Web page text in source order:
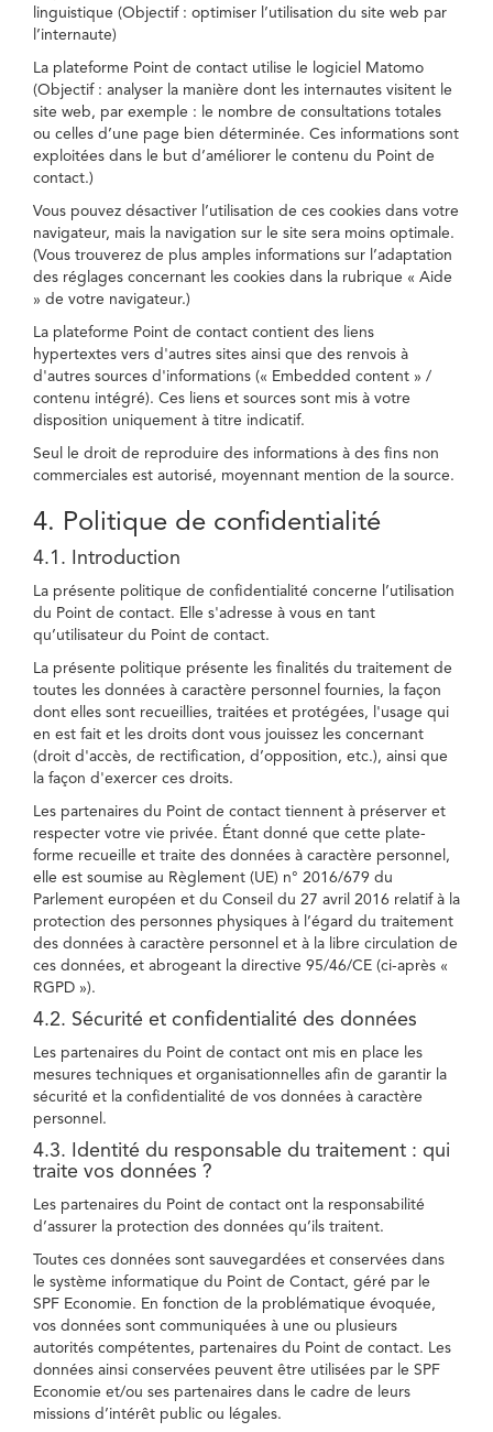
linguistique (Objectif : optimiser l’utilisation du site web par
l’internaute)
La plateforme Point de contact utilise le logiciel Matomo
(Objectif : analyser la manière dont les internautes visitent le
site web, par exemple : le nombre de consultations totales
ou celles d’une page bien déterminée. Ces informations sont
exploitées dans le but d’améliorer le contenu du Point de
contact.)
Vous pouvez désactiver l’utilisation de ces cookies dans votre
navigateur, mais la navigation sur le site sera moins optimale.
(Vous trouverez de plus amples informations sur l’adaptation
des réglages concernant les cookies dans la rubrique « Aide
» de votre navigateur.)
La plateforme Point de contact contient des liens
hypertextes vers d'autres sites ainsi que des renvois à
d'autres sources d'informations (« Embedded content » /
contenu intégré). Ces liens et sources sont mis à votre
disposition uniquement à titre indicatif.
Seul le droit de reproduire des informations à des fins non
commerciales est autorisé, moyennant mention de la source.
4. Politique de confidentialité
4.1. Introduction
La présente politique de confidentialité concerne l’utilisation
du Point de contact. Elle s'adresse à vous en tant
qu’utilisateur du Point de contact.
La présente politique présente les finalités du traitement de
toutes les données à caractère personnel fournies, la façon
dont elles sont recueillies, traitées et protégées, l'usage qui
en est fait et les droits dont vous jouissez les concernant
(droit d'accès, de rectification, d’opposition, etc.), ainsi que
la façon d'exercer ces droits.
Les partenaires du Point de contact tiennent à préserver et
respecter votre vie privée. Étant donné que cette plate-
forme recueille et traite des données à caractère personnel,
elle est soumise au Règlement (UE) n° 2016/679 du
Parlement européen et du Conseil du 27 avril 2016 relatif à la
protection des personnes physiques à l’égard du traitement
des données à caractère personnel et à la libre circulation de
ces données, et abrogeant la directive 95/46/CE (ci-après «
RGPD »).
4.2. Sécurité et confidentialité des données
Les partenaires du Point de contact ont mis en place les
mesures techniques et organisationnelles afin de garantir la
sécurité et la confidentialité de vos données à caractère
personnel.
4.3. Identité du responsable du traitement : qui
traite vos données ?
Les partenaires du Point de contact ont la responsabilité
d’assurer la protection des données qu’ils traitent.
Toutes ces données sont sauvegardées et conservées dans
le système informatique du Point de Contact, géré par le
SPF Economie. En fonction de la problématique évoquée,
vos données sont communiquées à une ou plusieurs
autorités compétentes, partenaires du Point de contact. Les
données ainsi conservées peuvent être utilisées par le SPF
Economie et/ou ses partenaires dans le cadre de leurs
missions d’intérêt public ou légales.